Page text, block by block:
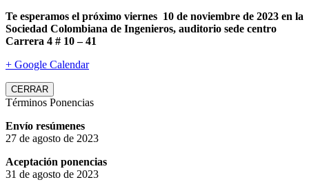
Te esperamos el próximo viernes 10 de noviembre de 2023 en la
Sociedad Colombiana de Ingenieros, auditorio sede centro
Carrera 4 # 10 – 41
+ Google Calendar
CERRAR
Términos Ponencias
Envío resúmenes
27 de agosto de 2023
Aceptación ponencias
31 de agosto de 2023